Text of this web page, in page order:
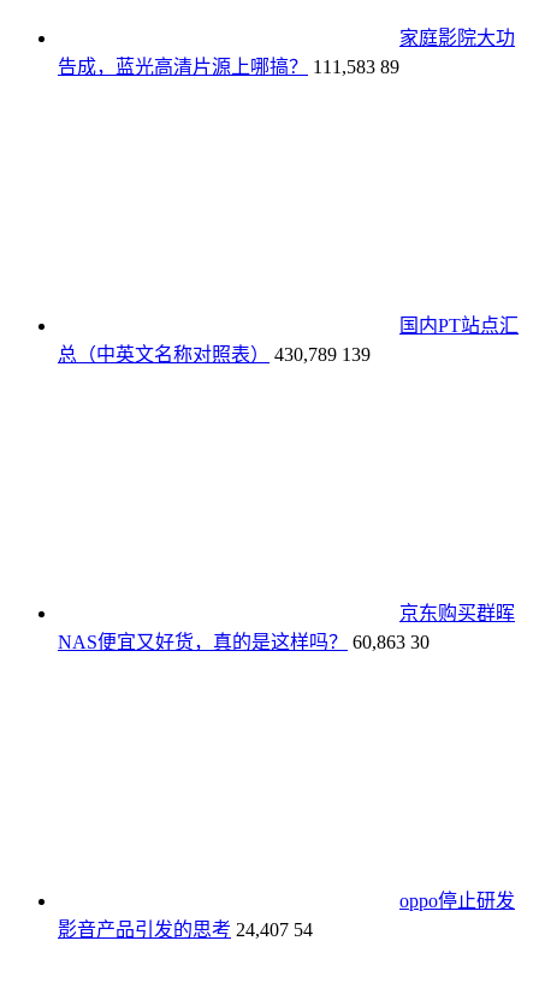
家庭影院大功
告成，蓝光高清片源上哪搞？
111,583 89
国内PT站点汇
总（中英文名称对照表）
430,789 139
京东购买群晖
NAS便宜又好货，真的是这样吗？
60,863 30
oppo停止研发
影音产品引发的思考 24,407 54